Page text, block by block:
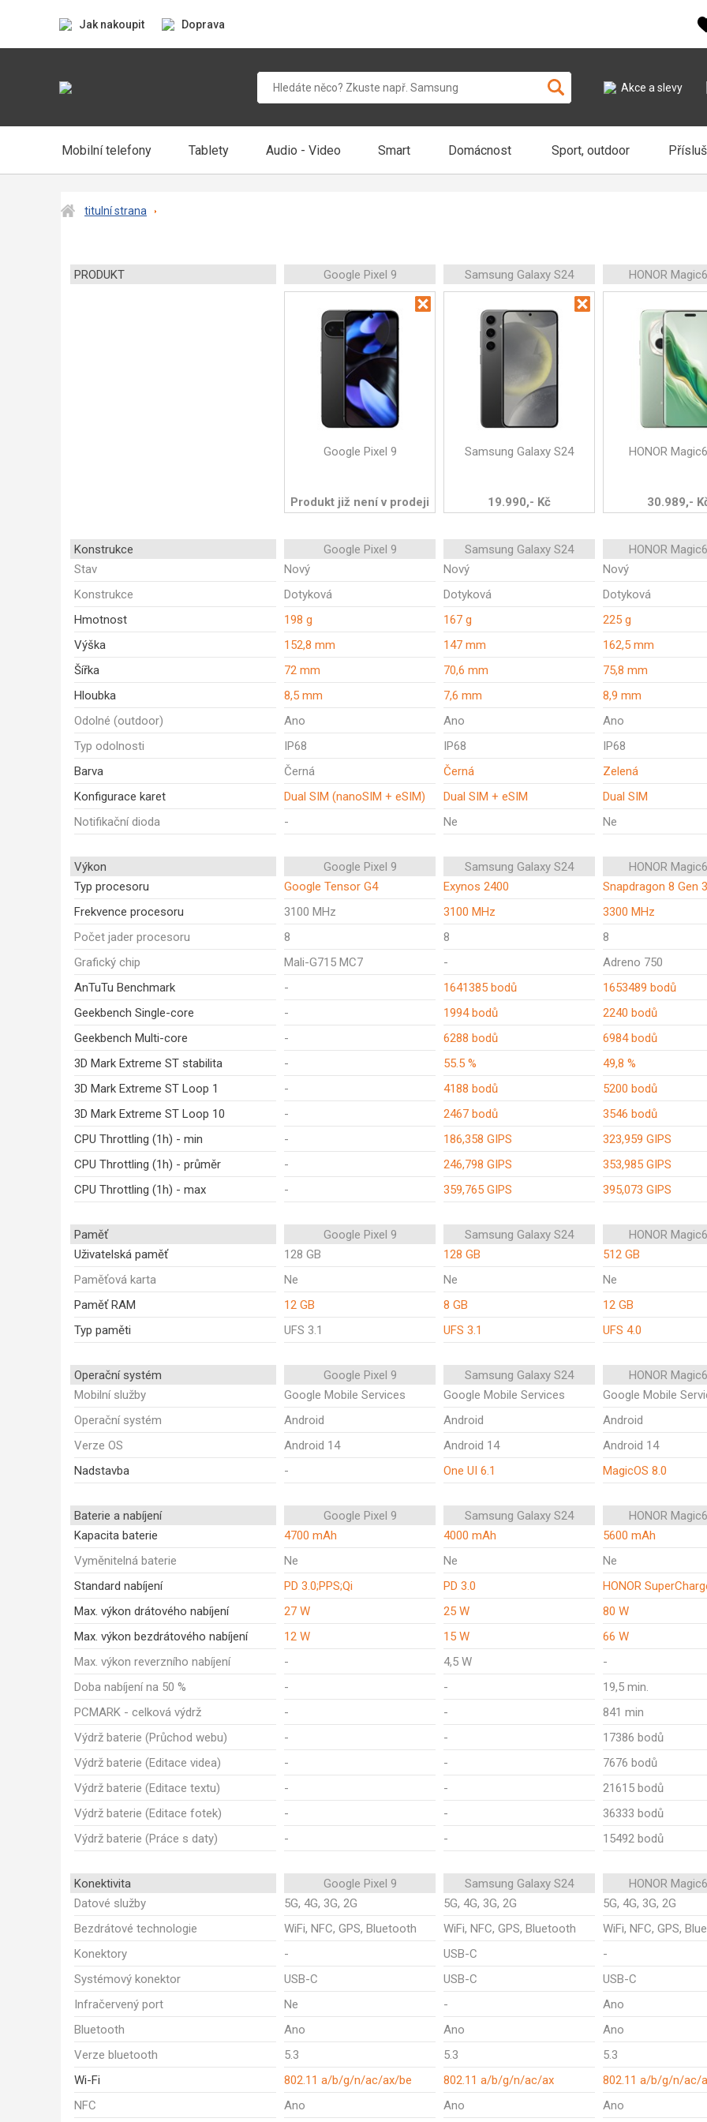
Jak nakoupit Doprava
Akce a slevy
Mobilní telefony Tablety Audio - Video Smart Domácnost Sport, outdoor
titulní strana
PRODUKT Google Pixel 9 Samsung Galaxy S24 HONOR
Google Pixel 9
Produkt již není v prodeji
Samsung Galaxy S24
19.990,- Kč
HONOR
30.989,-
Konstrukce Google Pixel 9 Samsung Galaxy S24
HONOR
Stav
Nový Nový
Nový
Konstrukce
Dotyková Dotyková
Dotyková
Hmotnost
198 g 167 g
225 g
Výška
152,8 mm 147 mm
162,5 mm
Šířka
72 mm 70,6 mm
75,8 mm
Hloubka
8,5 mm 7,6 mm
8,9 mm
Odolné (outdoor)
Ano Ano
Ano
Typ odolnosti
IP68 IP68
IP68
Barva
Černá Černá
Zelená
Konfigurace karet
Dual SIM (nanoSIM + eSIM) Dual SIM + eSIM
Dual SIM
Notifikační dioda
- Ne Ne
Výkon Google Pixel 9 Samsung Galaxy S24
HONOR
Typ procesoru
Google Tensor G4 Exynos 2400
Snapdragon 8 Gen 3
Frekvence procesoru
3100 MHz 3100 MHz
3300 MHz
Počet jader procesoru
8 8
8
Grafický chip
Mali-G715 MC7 -
Adreno 750
AnTuTu Benchmark
- 1641385 bodů
1653489 bodů
Geekbench Single-core
- 1994 bodů
2240 bodů
Geekbench Multi-core
- 6288 bodů
6984 bodů
3D Mark Extreme ST stabilita
- 55.5 %
49,8 %
3D Mark Extreme ST Loop 1
- 4188 bodů
5200 bodů
3D Mark Extreme ST Loop 10
- 2467 bodů
3546 bodů
CPU Throttling (1h) - min
- 186,358 GIPS
323,959 GIPS
CPU Throttling (1h) - průměr
- 246,798 GIPS
353,985 GIPS
CPU Throttling (1h) - max
- 359,765 GIPS 395,073 GIPS
Paměť Google Pixel 9 Samsung Galaxy S24
HONOR
Uživatelská paměť
128 GB 128 GB
512 GB
Paměťová karta
Ne Ne
Ne
Paměť RAM
12 GB 8 GB
12 GB
Typ paměti
UFS 3.1 UFS 3.1 UFS 4.0
Operační systém Google Pixel 9 Samsung Galaxy S24
HONOR
Mobilní služby
Google Mobile Services Google Mobile Services
Google Mobile
Operační systém
Android Android
Android
Verze OS
Android 14 Android 14
Android 14
Nadstavba
- One UI 6.1 MagicOS 8.0
Baterie a nabíjení Google Pixel 9 Samsung Galaxy S24
HONOR
Kapacita baterie
4700 mAh 4000 mAh
5600 mAh
Vyměnitelná baterie
Ne Ne
Ne
Standard nabíjení
PD 3.0;PPS;Qi PD 3.0
HONOR
Max. výkon drátového nabíjení
27 W 25 W
80 W
Max. výkon bezdrátového nabíjení
12 W 15 W
66 W
Max. výkon reverzního nabíjení
- 4,5 W
-
Doba nabíjení na 50 %
- -
19,5 min.
PCMARK - celková výdrž
- -
841 min
Výdrž baterie (Průchod webu)
- -
17386 bodů
Výdrž baterie (Editace videa)
- -
7676 bodů
Výdrž baterie (Editace textu)
- -
21615 bodů
Výdrž baterie (Editace fotek)
- -
36333 bodů
Výdrž baterie (Práce s daty)
- - 15492 bodů
Konektivita Google Pixel 9 Samsung Galaxy S24
HONOR
Datové služby
5G, 4G, 3G, 2G 5G, 4G, 3G, 2G
5G, 4G, 3G, 2G
Bezdrátové technologie
WiFi, NFC, GPS, Bluetooth WiFi, NFC, GPS, Bluetooth
WiFi, NFC, GPS,
Konektory
- USB-C
-
Systémový konektor
USB-C USB-C
USB-C
Infračervený port
Ne -
Ano
Bluetooth
Ano Ano
Ano
Verze bluetooth
5.3 5.3
5.3
Wi-Fi
802.11 a/b/g/n/ac/ax/be 802.11 a/b/g/n/ac/ax
802.11 a/b/g/n/ac/
NFC
Ano Ano Ano